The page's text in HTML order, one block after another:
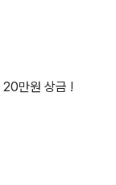
20만원 상금 !